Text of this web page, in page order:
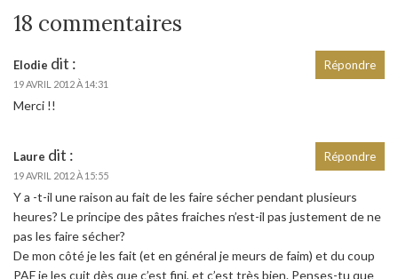
18 commentaires
Elodie dit :
19 AVRIL 2012 À 14:31
Merci !!
Répondre
Laure dit :
19 AVRIL 2012 À 15:55
Y a -t-il une raison au fait de les faire sécher pendant plusieurs
heures? Le principe des pâtes fraiches n’est-il pas justement de ne
pas les faire sécher?
De mon côté je les fait (et en général je meurs de faim) et du coup
PAF je les cuit dès que c’est fini, et c’est très bien. Penses-tu que
Répondre